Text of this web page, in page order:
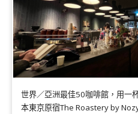
世界／亞洲最佳50咖啡館，用一
本東京原宿The Roastery by